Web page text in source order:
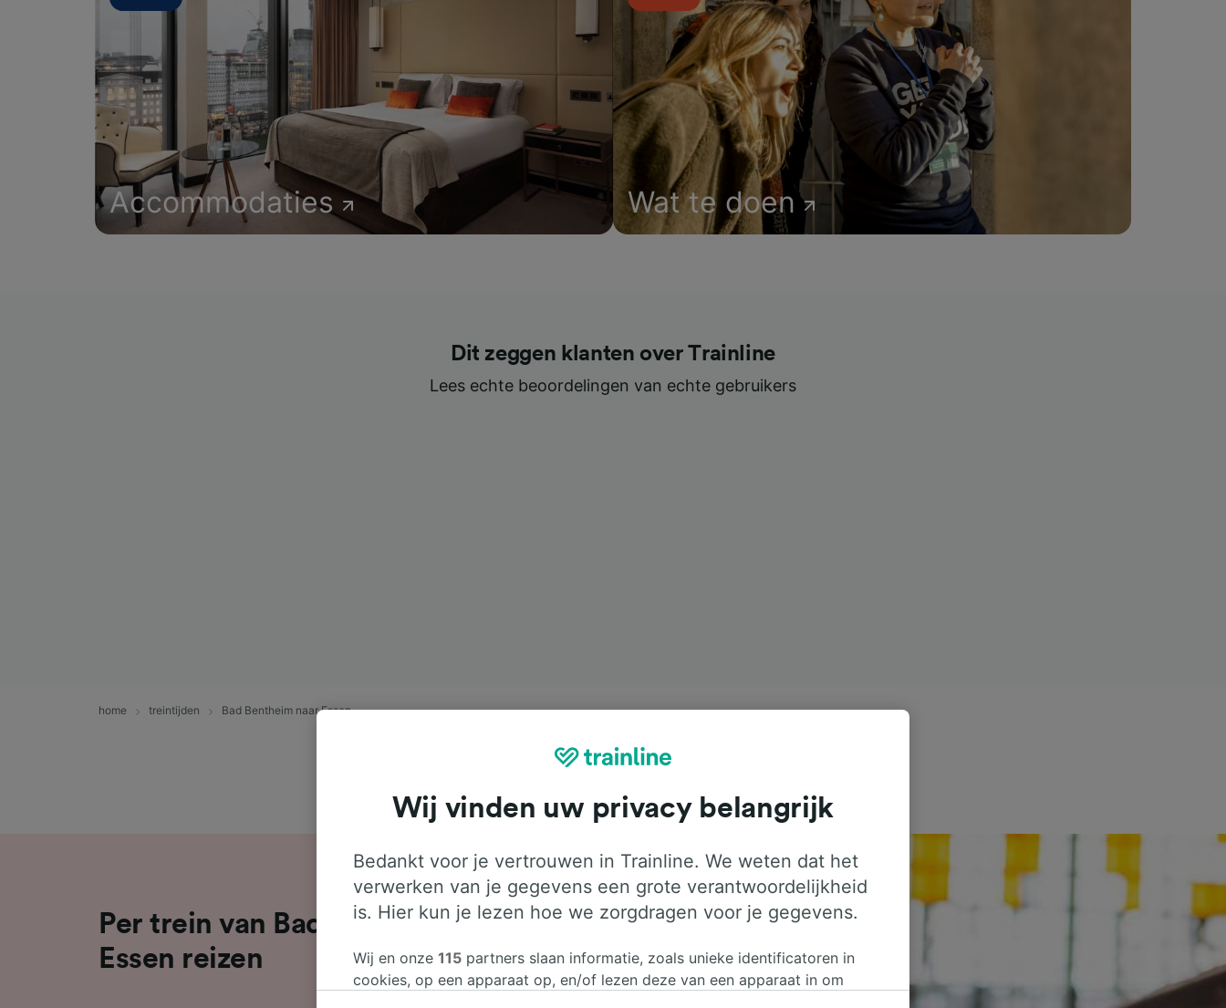
Accommodaties Wat te doen
Dit zeggen klanten over Trainline
Lees echte beoordelingen van echte gebruikers
home treintijden Bad Bentheim naar Essen
Per trein van Bad Bentheim naar
Essen reizen
Wij vinden uw privacy belangrijk
Bedankt voor je vertrouwen in Trainline. We weten dat het
verwerken van je gegevens een grote verantwoordelijkheid
is. Hier kun je lezen hoe we zorgdragen voor je gegevens.
Wij en onze 115 partners slaan informatie, zoals unieke identificatoren in
cookies, op een apparaat op, en/of lezen deze van een apparaat in om